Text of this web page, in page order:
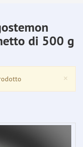
di 500 g
×